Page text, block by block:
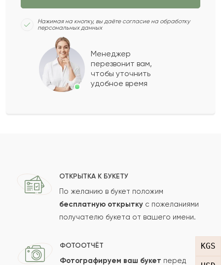
KGS
Амира
Показать еще
Ваш e-mail
Отзыв
Нажимая на кнопку, вы даёте согласие на обработку
персональных данных
Менеджер
перезвонит вам,
чтобы уточнить
удобное время
ОТКРЫТКА К БУКЕТУ
По желанию в букет положим
бесплатную открытку с пожеланиями
получателю букета от вашего имени.
ФОТООТЧЁТ
Фотографируем ваш букет перед